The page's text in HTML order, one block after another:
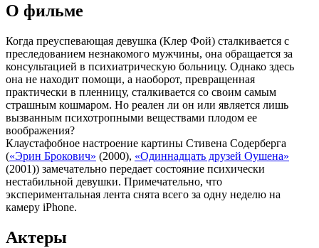
О фильме
Когда преуспевающая девушка (Клер Фой) сталкивается с
преследованием незнакомого мужчины, она обращается за
консультацией в психиатрическую больницу. Однако здесь
она не находит помощи, а наоборот, превращенная
практически в пленницу, сталкивается со своим самым
страшным кошмаром. Но реален ли он или является лишь
вызванным психотропными веществами плодом ее
воображения?
Клаустафобное настроение картины Стивена Содерберга
(«Эрин Брокович» (2000), «Одиннадцать друзей Оушена»
(2001)) замечательно передает состояние психически
нестабильной девушки. Примечательно, что
экспериментальная лента снята всего за одну неделю на
камеру iPhone.
Актеры